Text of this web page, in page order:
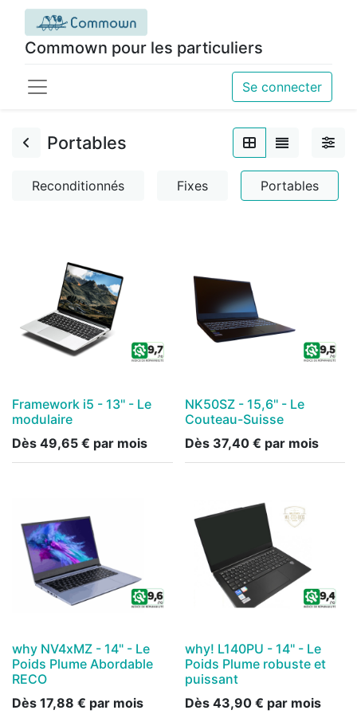
Commown pour les particuliers
Se connecter
Portables
Reconditionnés Fixes Portables
Framework i5 - 13'' - Le
modulaire
Dès 49,65 € par mois
NK50SZ - 15,6'' - Le
Couteau-Suisse
Dès 37,40€ par mois
why NV4xMZ - 14" - Le
Poids Plume Abordable
RECO
Dès 17,88 € par mois
why! L140PU - 14'' - Le
Poids Plume robuste et
puissant
Dès 43,90€ par mois